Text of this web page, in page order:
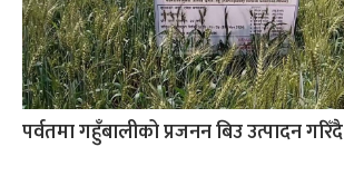
पर्वतमा गहुँबालीको प्रजनन बिउ उत्पादन गरिँदै